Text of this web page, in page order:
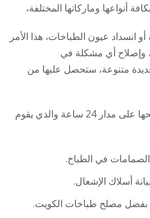
أنواعها وماركاتها المختلفة،
انسداد عيون الطباخات، هذا الأمر
وإصلاح أي مشكلة في
متنوعة، ستحصل عليها من
الجاهز لصيانة طباخات وتصليحها على مدار 24 ساعة والذي يقوم
في الطباخ.
أسلاك الإشعال.
بفضل مصلح طباخات الكويت.